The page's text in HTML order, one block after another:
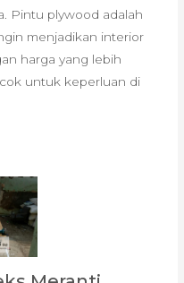
Pintu plywood adalah
menjadikan interior
harga yang lebih
untuk keperluan di